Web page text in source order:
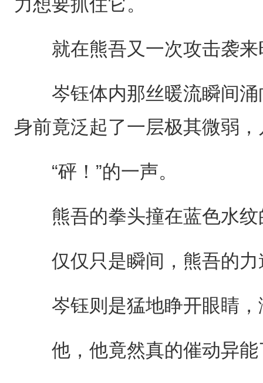
就在熊吾又一次攻击袭来
岑钰体内那丝暖流瞬间涌
身前竟泛起了一层极其微弱
“砰！”的一声。
熊吾的拳头撞在蓝色水纹
仅仅只是瞬间，熊吾的力
岑钰则是猛地睁开眼睛，
他，他竟然真的催动异能